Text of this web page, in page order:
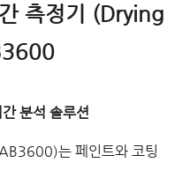
측정기 (Drying
분석 솔루션
는 페인트와 코팅